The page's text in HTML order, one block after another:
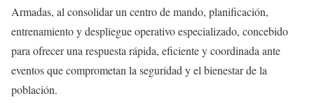
Armadas, al consolidar un centro de mando, planificación,
entrenamiento y despliegue operativo especializado, concebido
para ofrecer una respuesta rápida, eficiente y coordinada ante
eventos que comprometan la seguridad y el bienestar de la
población.